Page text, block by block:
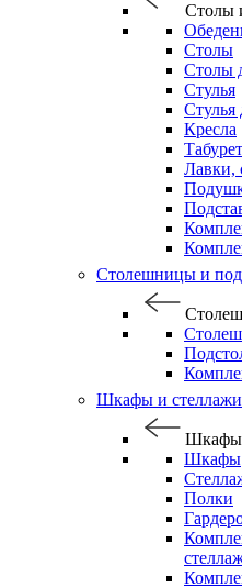
Столы
Столы
Столы
Стулья
Стулья
Кресла
Лавки,
Столешницы и
Шкафы и стеллажи
Шкафы
Шкафы
Полки